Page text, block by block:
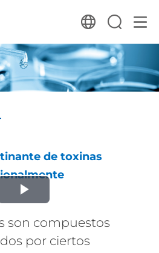
de toxinas
Play
Video
son compuestos
por ciertos